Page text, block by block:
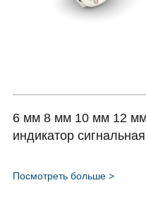
6 мм 8 мм 10 мм 12
индикатор
Посмотреть больше >